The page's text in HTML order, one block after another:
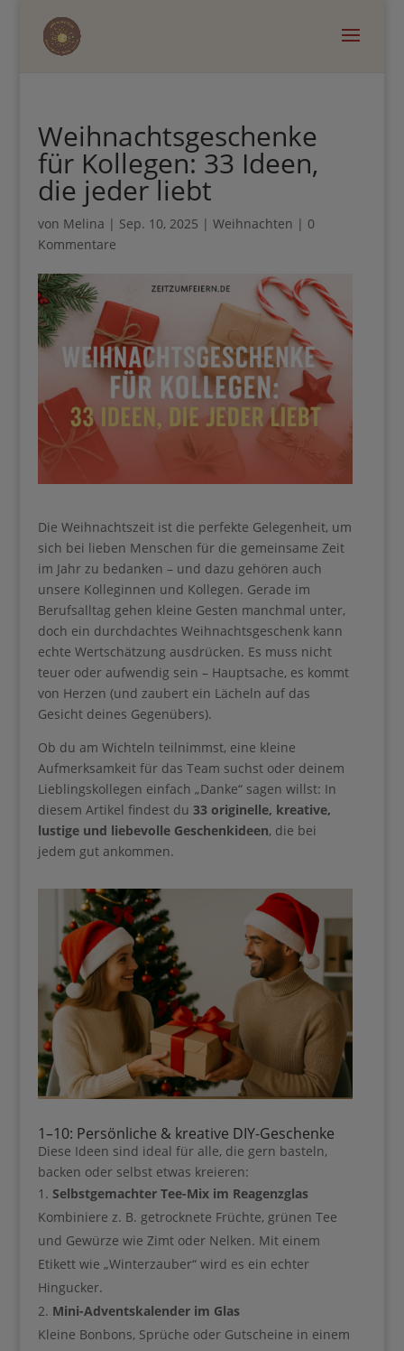
Weihnachtsgeschenke
für Kollegen: 33 Ideen,
die jeder liebt
von Melina | Sep. 10, 2025 | Weihnachten | 0
Kommentare
Die Weihnachtszeit ist die perfekte Gelegenheit, um
sich bei lieben Menschen für die gemeinsame Zeit
im Jahr zu bedanken – und dazu gehören auch
unsere Kolleginnen und Kollegen. Gerade im
Berufsalltag gehen kleine Gesten manchmal unter,
doch ein durchdachtes Weihnachtsgeschenk kann
echte Wertschätzung ausdrücken. Es muss nicht
teuer oder aufwendig sein – Hauptsache, es kommt
von Herzen (und zaubert ein Lächeln auf das
Gesicht deines Gegenübers).
Ob du am Wichteln teilnimmst, eine kleine
Aufmerksamkeit für das Team suchst oder deinem
Lieblingskollegen einfach „Danke“ sagen willst: In
diesem Artikel findest du 33 originelle, kreative,
lustige und liebevolle Geschenkideen, die bei
jedem gut ankommen.
1–10: Persönliche & kreative DIY-Geschenke
Diese Ideen sind ideal für alle, die gern basteln,
backen oder selbst etwas kreieren:
Selbstgemachter Tee-Mix im Reagenzglas
Kombiniere z. B. getrocknete Früchte, grünen Tee
und Gewürze wie Zimt oder Nelken. Mit einem
Etikett wie „Winterzauber“ wird es ein echter
Hingucker.
Mini-Adventskalender im Glas
Kleine Bonbons, Sprüche oder Gutscheine in einem
Hol dir dein 0€ Mama
Business Guide, wenn du
mehr Zeit mit deinem
Kind verbringen willst
Ihre Anmeldung konnte nicht gespeichert werden.
Bitte versuchen Sie es erneut.
Lade dir meinen Guide für 0€
runter, wenn du…
• dir mehr Zeit für dein Kind wünschst
• das Gefühl hast, dass starre Arbeitszeiten gerade nicht
zu eurem Alltag passen
• dir trotzdem ein eigenes Einkommen aufbauen
möchtest